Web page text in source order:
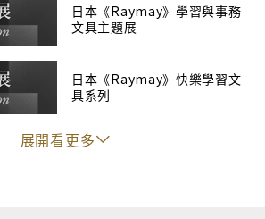
日本《Raymay》學習與事務
文具主題展
日本《Raymay》快樂學習文
具系列
展開看更多